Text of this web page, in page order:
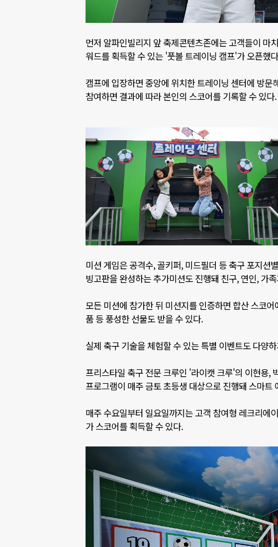
먼저 알파인빌리지 앞 축제콘텐츠존에는 고객들이 마
워드를 획득할 수 있는'풋볼 트레이닝 캠프'가 오픈했다
캠프에 입장하면 중앙에 위치한 트레이닝 센터에 방문
참여하면 결과에 따라 본인의 스코어를 기록할 수 있다.
미션 게임은 공격수,골키퍼,미드필더 등 축구 포지션
빙고판을 완성하는 추가미션도 진행돼 친구,연인,가
모든 미션에 참가한 뒤 미션지를 인증하면 합산 스코
품 등 풍성한 선물도 받을 수 있다.
실제 축구 기술을 체험할 수 있는 특별 이벤트도 다양
프리스타일 축구 전문 크루인 '라이캣 크루'의 이현용,
프로그램이 매주 금토 초등생 대상으로 진행돼 스마트
매주 수요일부터 일요일까지는 고객 참여형 레크리에
가 스코어를 획득할 수 있다.